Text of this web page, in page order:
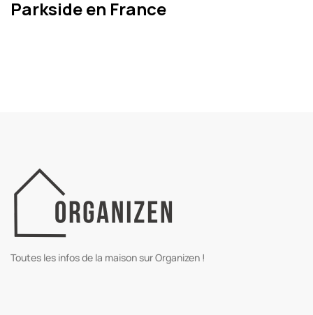
Parkside en France
Toutes les infos de la maison sur Organizen !